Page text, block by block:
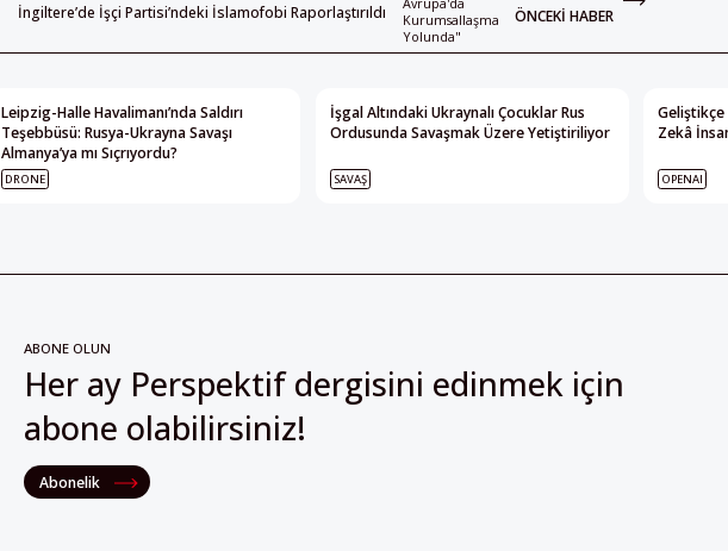
İngiltere’de İşçi Partisi’ndeki İslamofobi Raporlaştırıldı ÖNCEKI HABER
Leipzig-Halle Havalimanı’nda Saldırı
Teşebbüsü: Rusya-Ukrayna Savaşı
Almanya’ya mı Sıçrıyordu?
DRONE
İşgal Altındaki Ukraynalı Çocuklar Rus
Ordusunda Savaşmak Üzere Yetiştiriliyor
SAVAŞ
Geliştikçe
Zekâ
OPENAI
ABONE OLUN
Her ay Perspektif dergisini edinmek için
abone olabilirsiniz!
Abonelik